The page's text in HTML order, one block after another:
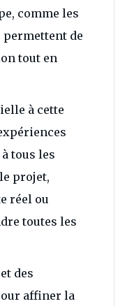
comme les
permettent de
tout en
à cette
tous les
projet,
réel ou
toutes les
des
affiner la